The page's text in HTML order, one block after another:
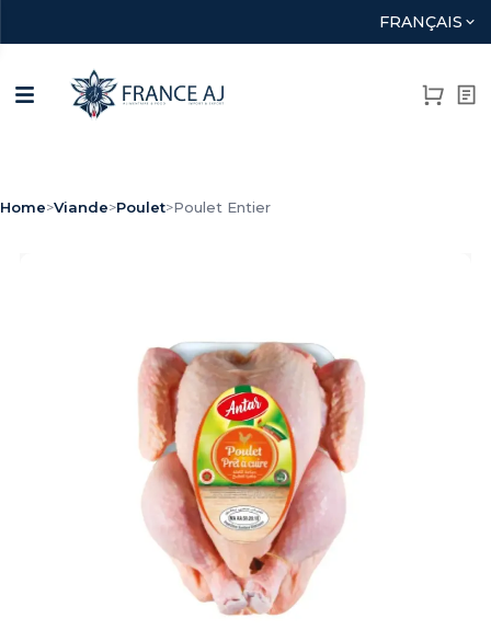
FRANÇAIS
Home>Viande>Poulet>Poulet Entier